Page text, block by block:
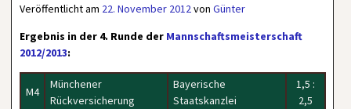
Veröffentlicht am 22. November 2012vonGünter
Ergebnis in der 4. Runde der Mannschaftsmeisterschaft
2012/2013:
M4
Münchener
Rückversicherung
Bayerische
Staatskanzlei
1,5 :
2,5